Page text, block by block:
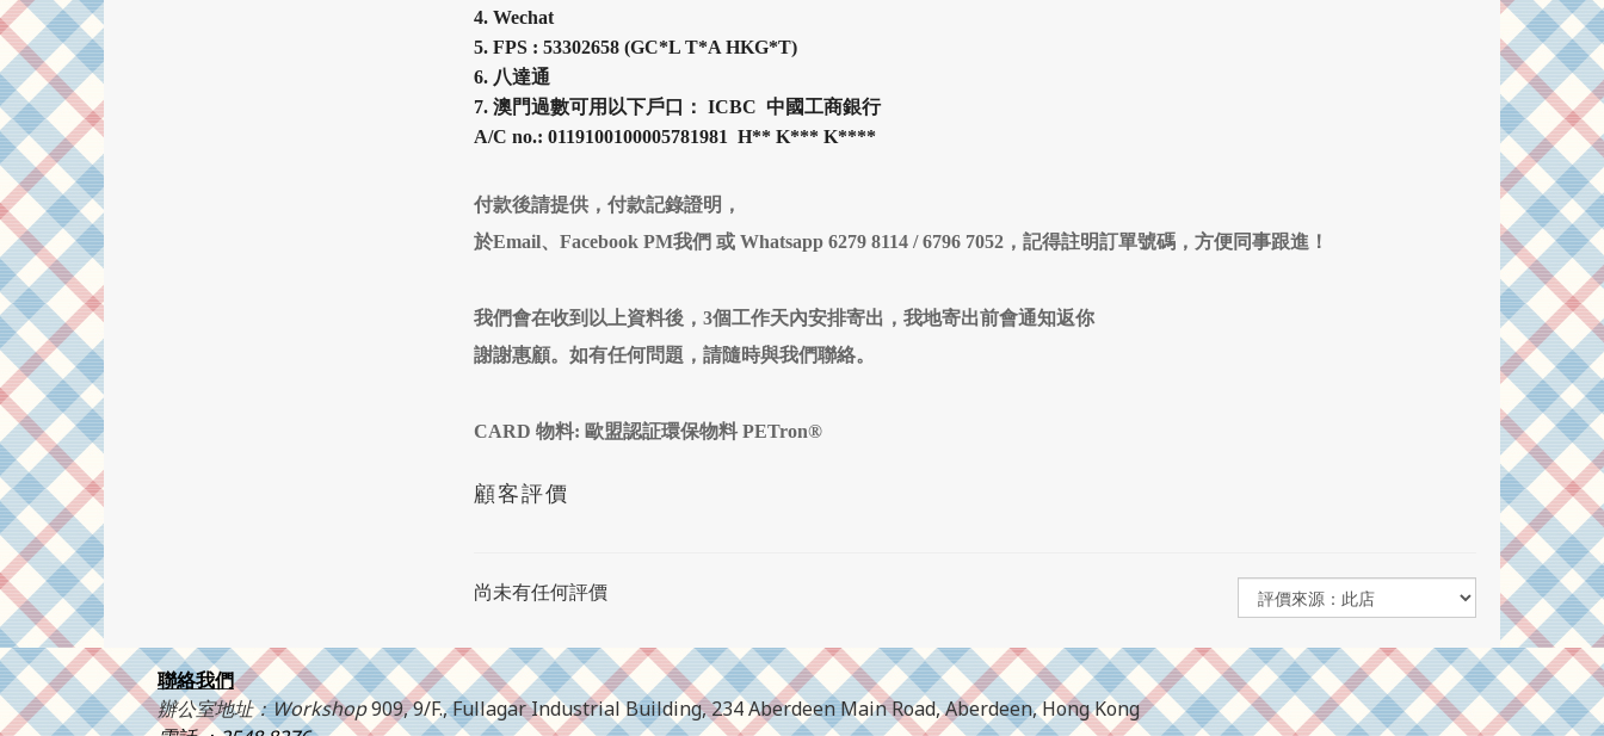
4. Wechat
5. FPS : 53302658 (GC*L T*A HKG*T)
6. 八達通
7. 澳門過數可用以下戶口： ICBC 中國工商銀行
A/C no.: 0119100100005781981 H** K*** K****
付款後請提供，付款記錄證明，
於Email、Facebook PM我們 或 Whatsapp 6279 8114 / 6796 7052，記得註明訂單號碼，方便同事跟進！
我們會在收到以上資料後，3個工作天內安排寄出，我地寄出前會通知返你
謝謝惠顧。如有任何問題，請隨時與我們聯絡。
CARD 物料: 歐盟認証環保物料 PETron®
顧客評價
尚未有任何評價
聯絡我們
辦公室地址：Workshop909, 9/F., Fullagar Industrial Building, 234 Aberdeen Main Road, Aberdeen, Hong Kong